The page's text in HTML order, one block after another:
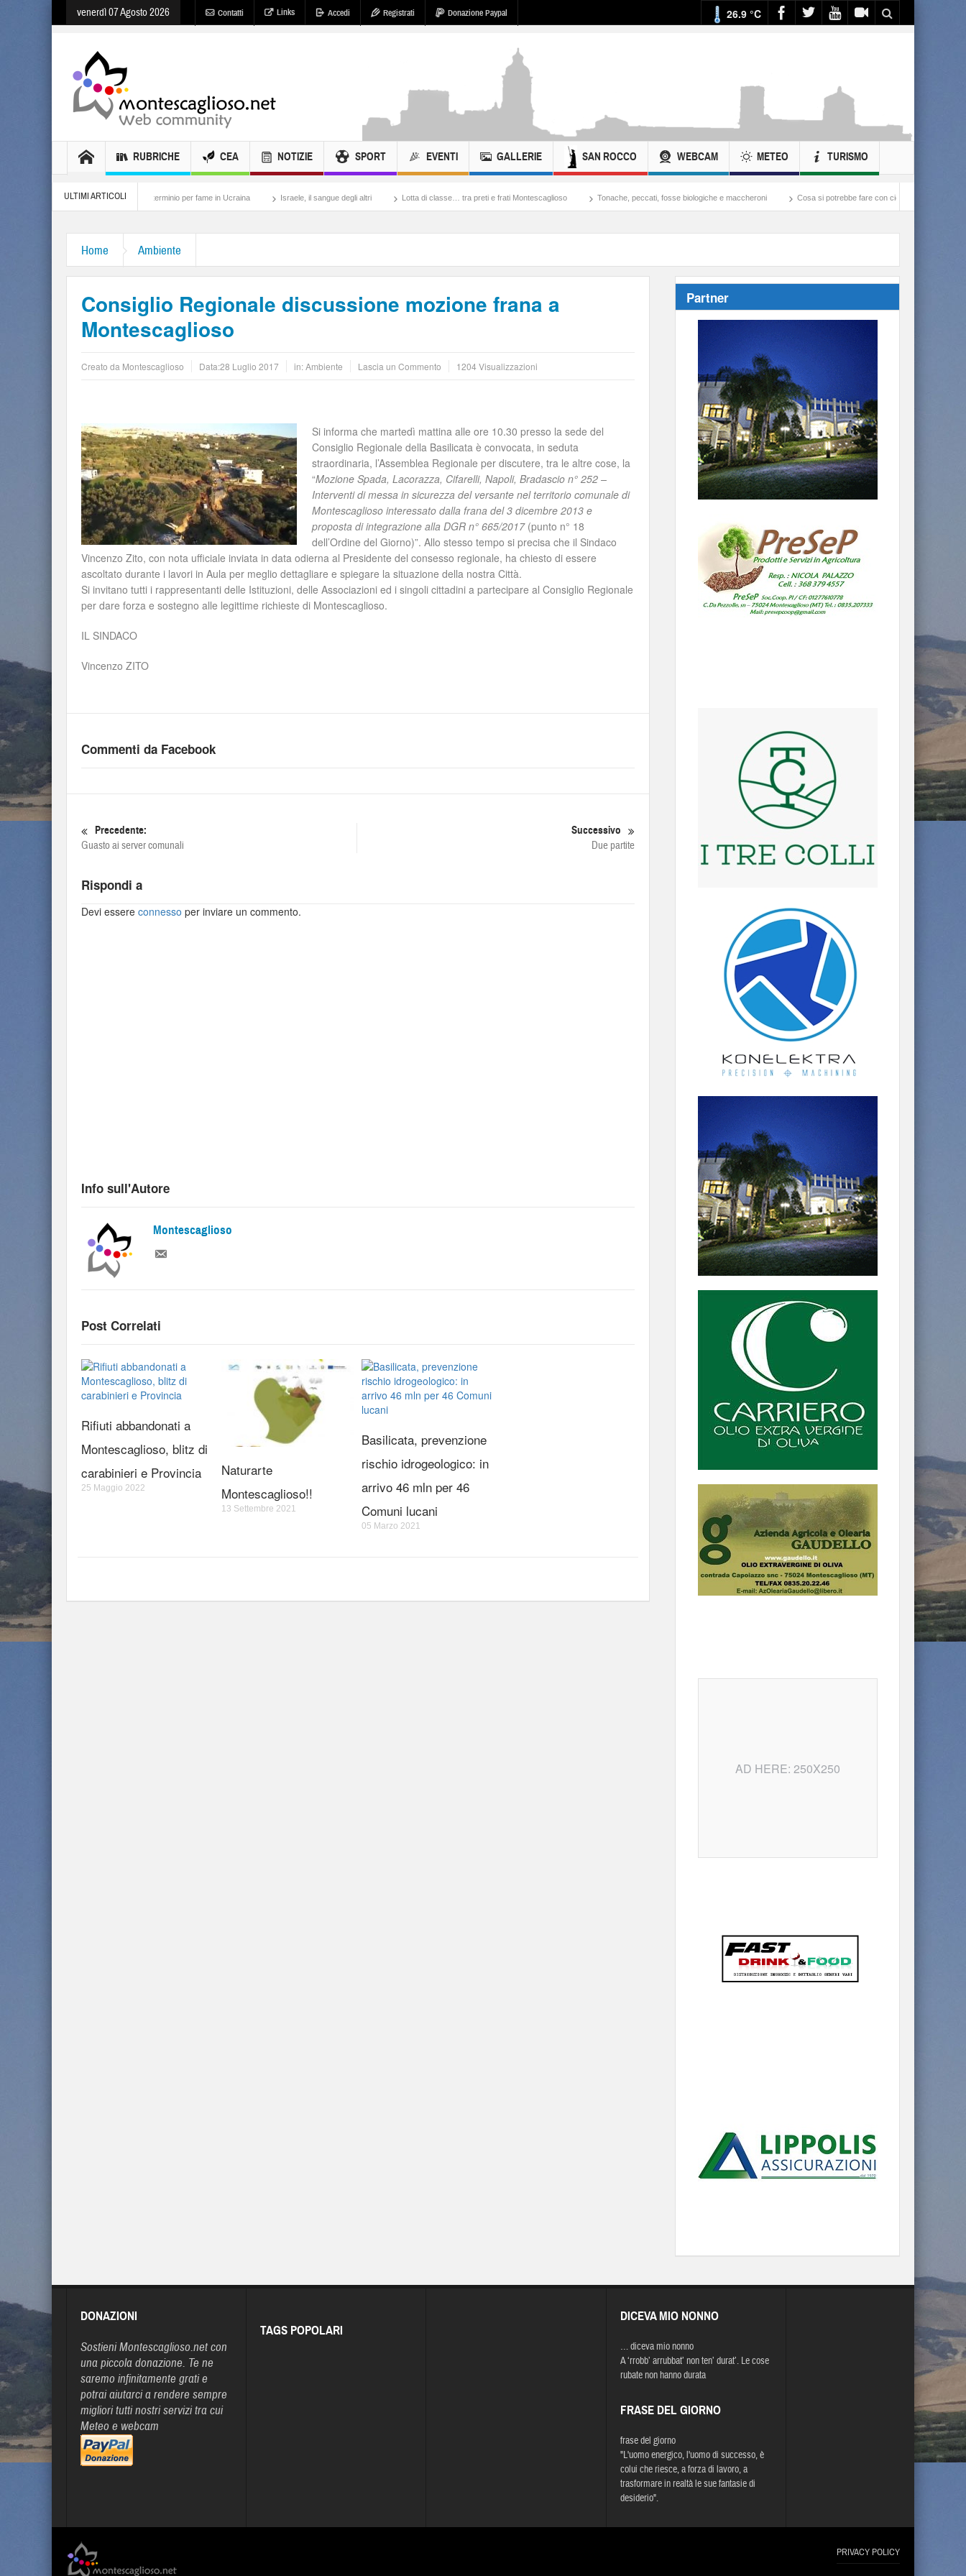
venerdì 07 Agosto 2026 Contatti Links Accedi Registrati Donazione Paypal 26.9 °C
RUBRICHE CEA NOTIZIE SPORT EVENTI GALLERIE SAN ROCCO WEBCAM METEO TURISMO
ULTIMI ARTICOLI
Holodomor, lo sterminio per fame in Ucraina Israele, il sangue degli altri Lotta di classe… tra preti e frati Montescaglioso Tonache, peccati, fosse biologiche e maccheroni Cosa si potrebbe fare con ciò che si spende nella guerra all’Iran
Home Ambiente
Consiglio Regionale discussione mozione frana a
Montescaglioso
Creato da Montescaglioso Data:28 Luglio 2017 in:Ambiente Lascia un Commento 1204 Visualizzazioni
Si informa che martedì mattina alle ore 10.30 presso la sede del
Consiglio Regionale della Basilicata è convocata, in seduta
straordinaria, l’Assemblea Regionale per discutere, tra le altre cose, la
“Mozione Spada, Lacorazza, Cifarelli, Napoli, Bradascio n° 252 –
Interventi di messa in sicurezza del versante nel territorio comunale di
Montescaglioso interessato dalla frana del 3 dicembre 2013 e
proposta di integrazione alla DGR n° 665/2017 (punto n° 18
dell’Ordine del Giorno)”. Allo stesso tempo si precisa che il Sindaco
Vincenzo Zito, con nota ufficiale inviata in data odierna al Presidente del consesso regionale, ha chiesto di essere
ascoltato durante i lavori in Aula per meglio dettagliare e spiegare la situazione della nostra Città.
Si invitano tutti i rappresentanti delle Istituzioni, delle Associazioni ed i singoli cittadini a partecipare al Consiglio Regionale
per dare forza e sostegno alle legittime richieste di Montescaglioso.
IL SINDACO
Vincenzo ZITO
Commenti da Facebook
Precedente:
Guasto ai server comunali
Successivo
Due partite
Rispondi a
Devi essere connesso per inviare un commento.
Info sull'Autore
Montescaglioso
Post Correlati
Rifiuti abbandonati a
Montescaglioso, blitz di
carabinieri e Provincia
25 Maggio 2022
Naturarte
Montescaglioso!!
13 Settembre 2021
Basilicata, prevenzione
rischio idrogeologico: in
arrivo 46 mln per 46
Comuni lucani
05 Marzo 2021
Partner
AD HERE: 250X250
DONAZIONI
Sostieni Montescaglioso.net con
una piccola donazione. Te ne
saremo infinitamente grati e
potrai aiutarci a rendere sempre
migliori tutti nostri servizi tra cui
Meteo e webcam
TAGS POPOLARI
DICEVA MIO NONNO
… diceva mio nonno
A ‘rrobb’ arrubbat’ non ten’ durat’. Le cose
rubate non hanno durata
FRASE DEL GIORNO
frase del giorno
"L'uomo energico, l'uomo di successo, è
colui che riesce, a forza di lavoro, a
trasformare in realtà le sue fantasie di
desiderio".
PRIVACY POLICY